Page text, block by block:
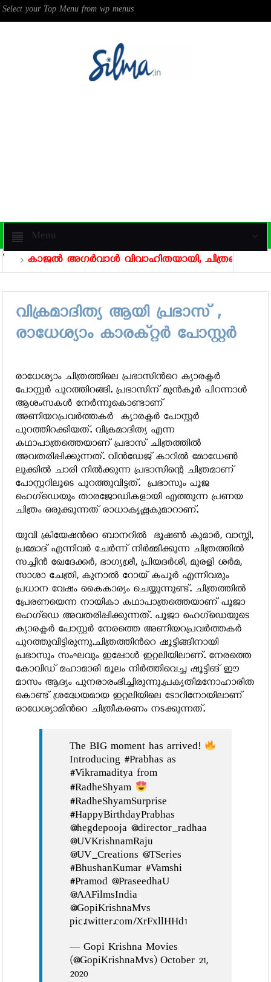
Select your Top Menu from wp menus
Menu
കാജല്‍ അഗര്‍വാള്‍ വിവാഹിതയായി, ചിത്രങ്ങള്‍
വിക്രമാദിത്യ ആയി പ്രഭാസ് ,
രാധേശ്യാം കാരക്റ്റര്‍ പോസ്റ്റര്‍
രാധേശ്യാം ചിത്രത്തിലെ പ്രഭാസിന്‍റെ ക്യാരക്ടര്‍
പോസ്റ്റര്‍ പുറത്തിറങ്ങി. പ്രഭാസിന് മുന്‍കൂര്‍ പിറന്നാള്‍
ആശംസകള്‍ നേര്‍ന്നുകൊണ്ടാണ്
അണിയറപ്രവര്‍ത്തകര്‍ ക്യാരക്ടര്‍ പോസ്റ്റര്‍
പുറത്തിറക്കിയത്. വിക്രമാദിത്യ എന്ന
കഥാപാത്രത്തെയാണ് പ്രഭാസ് ചിത്രത്തില്‍
അവതരിപ്പിക്കുന്നത്. വിന്‍ഡേജ് കാറില്‍ മോഡേണ്‍
ലുക്കില്‍ ചാരി നില്‍ക്കുന്ന പ്രഭാസിന്റെ ചിത്രമാണ്
പോസ്റ്ററിലൂടെ പുറത്തുവിട്ടത്. പ്രഭാസും പൂജ
ഹെഗ്‌ഡെയും താരജോഡികളായി എത്തുന്ന പ്രണയ
ചിത്രം ഒരുക്കുന്നത് രാധാകൃഷ്ണകുമാറാണ്.
യുവി ക്രിയേഷന്‍റെ ബാനറില്‍ ഭൂഷണ്‍ കുമാര്‍, വാസ്മി,
പ്രമോദ് എന്നിവര്‍ ചേര്‍ന്ന് നിര്‍മ്മിക്കുന്ന ചിത്രത്തില്‍
സച്ചിന്‍ ഖേദേക്കര്‍, ഭാഗ്യശ്രീ, പ്രിയദര്‍ശി, മുരളി ശര്‍മ,
സാശാ ചേത്രി, കുനാല്‍ റോയ് കപൂര്‍ എന്നിവരും
പ്രധാന വേഷം കൈകാര്യം ചെയ്യുന്നുണ്ട്. ചിത്രത്തില്‍
പ്രേരണയെന്ന നായികാ കഥാപാത്രത്തെയാണ് പൂജാ
ഹെഗ്‌ഡെ അവതരിപ്പിക്കുന്നത്. പൂജാ ഹെഗ്‌ഡെയുടെ
ക്യാരക്ടര്‍ പോസ്റ്റര്‍ നേരത്തെ അണിയറപ്രവര്‍ത്തകര്‍
പുറത്തുവിട്ടിരുന്നു.ചിത്രത്തിന്‍റെ ഷൂട്ടിങ്ങിനായി
പ്രഭാസും സംഘവും ഇപ്പോള്‍ ഇറ്റലിയിലാണ്. നേരത്തെ
കോവിഡ് മഹാമാരി മൂലം നിര്‍ത്തിവെച്ച ഷൂട്ടിങ് ഈ
മാസം ആദ്യം പുനരാരംഭിച്ചിരുന്നു.പ്രകൃതിമനോഹാരിത
കൊണ്ട് ശ്രദ്ധേയമായ ഇറ്റലിയിലെ ടോറിനോയിലാണ്
രാധേശ്യാമിന്‍റെ ചിത്രീകരണം നടക്കുന്നത്.
The BIG moment has arrived!
Introducing #Prabhas as
#Vikramaditya from
#RadheShyam
#RadheShyamSurprise
#HappyBirthdayPrabhas
@hegdepooja @director_radhaa
@UVKrishnamRaju
@UV_Creations @TSeries
#BhushanKumar #Vamshi
#Pramod @PraseedhaU
@AAFilmsIndia
@GopiKrishnaMvs
pic.twitter.com/XrFxllHHd1
— Gopi Krishna Movies
(@GopiKrishnaMvs) October 21,
2020